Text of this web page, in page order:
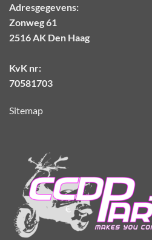
Adresgegevens:
Zonweg 61
2516 AK Den Haag
KvK nr:
70581703
Sitemap